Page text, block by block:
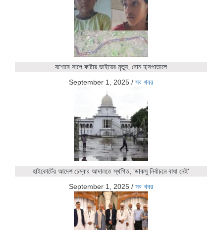
যশোরে সাপে কাটায় ভাইয়ের মৃত্যু, বোন হাসপাতালে
September 1, 2025 / সব খবর
হাইকোর্টের আদেশ চেম্বার আদালতে স্থগিত, 'ডাকসু নির্বাচনে বাধা নেই'
September 1, 2025 / সব খবর